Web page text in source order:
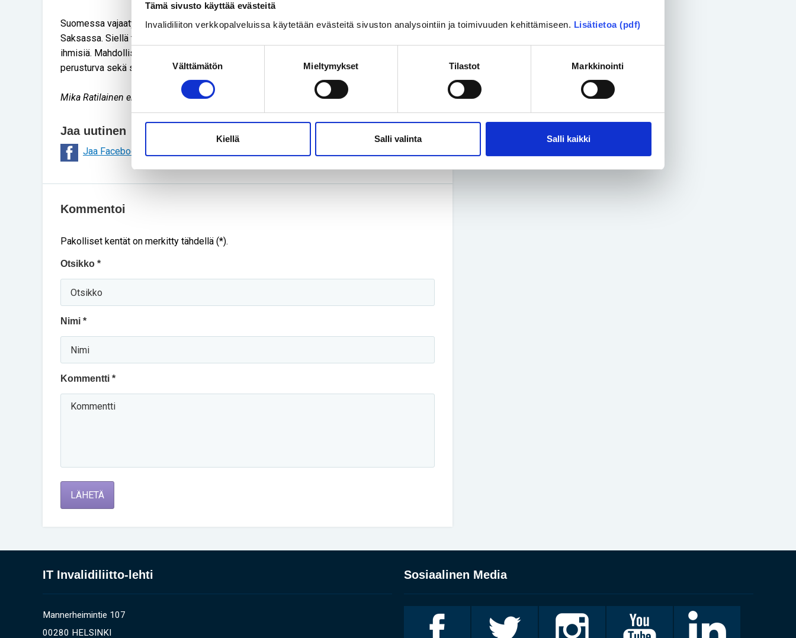
Tämä sivusto käyttää evästeitä
Invalidiliiton verkkopalveluissa käytetään evästeitä sivuston analysointiin ja toimivuuden kehittämiseen. Lisätietoa (pdf)
Suostumuksen
valinta
Välttämätön Mieltymykset Tilastot Markkinointi
Kiellä Salli valinta Salli kaikki
Suomessa vajaatyökykyisten työtilanne on huomattavan erilainen kuin esimerkiksi
Saksassa. Siellä tietyn kokoisilla yrityksillä on velvoite palkata myös vajaakuntoisia
ihmisiä. Mahdollisuuksia meilläkin olisi, jos käytössä olisi joustava ja nykyaikainen
perusturva sekä sitä tukeva ajattelutapa.
Mika Ratilainen ehdolla eduskuntaan Varsinais-Suomesta
Jaa uutinen
Jaa Facebookissa Jaa sähköpostilla
Kommentoi
Pakolliset kentät on merkitty tähdellä (*).
Otsikko *
Nimi *
Kommentti *
LÄHETÄ
IT Invalidiliitto-lehti
Mannerheimintie 107
00280 HELSINKI
Sosiaalinen Media
Invalidiliitto
Facebookissa
Invalidiliitto
Twitterissä
Invalidiliitto
Instagramissa
Invalidiliitto
Youtubessa
LinkedIn